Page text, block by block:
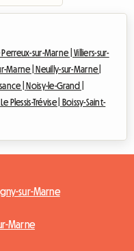
Perreux-sur-Marne |Villiers-sur-
Marne | Neuilly-sur-Marne |
| Noisy-le-Grand |
Le Plessis-Trévise |
Boissy-Saint-
sur-Marne
Marne